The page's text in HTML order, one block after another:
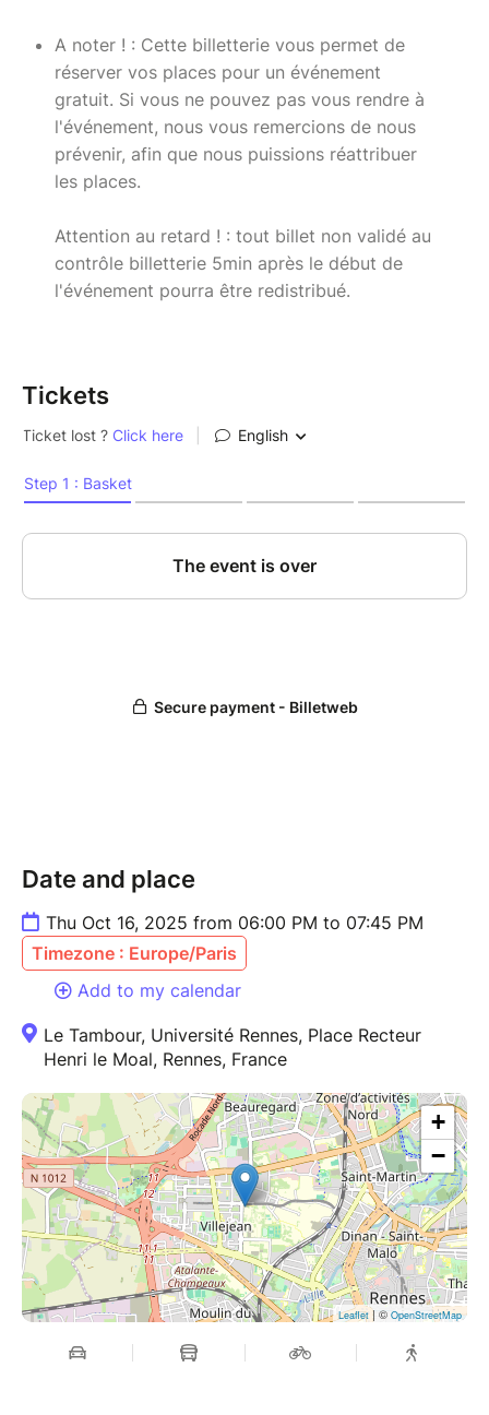
A noter ! : Cette billetterie vous permet de
réserver vos places pour un événement
gratuit. Si vous ne pouvez pas vous rendre à
l'événement, nous vous remercions de nous
prévenir, afin que nous puissions réattribuer
les places.
Attention au retard ! : tout billet non validé au
contrôle billetterie 5min après le début de
l'événement pourra être redistribué.
Tickets
Date and place
Thu Oct 16, 2025 from 06:00 PM to 07:45 PM
Timezone : Europe/Paris
Add to my calendar
Le Tambour, Université Rennes, Place Recteur
Henri le Moal, Rennes, France
+
−
Leaflet| © OpenStreetMap